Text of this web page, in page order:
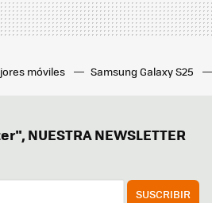
móviles Samsung Galaxy S25
NUESTRA NEWSLETTER
SUSCRIBIR